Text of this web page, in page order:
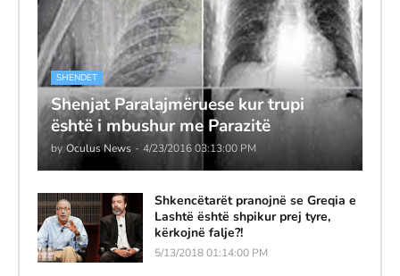
SHENDET
Shenjat Paralajmëruese kur trupi
është i mbushur me Parazitë
by Oculus News - 4/23/2016 03:13:00 PM
Shkencëtarët pranojnë se Greqia e
Lashtë është shpikur prej tyre,
kërkojnë falje?!
5/13/2018 01:14:00 PM